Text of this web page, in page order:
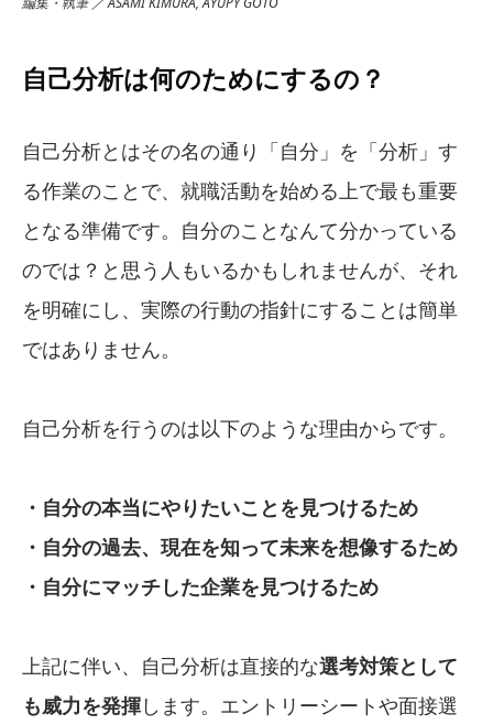
自己分析は何のためにするの？
自己分析とはその名の通り「自分」を「分析」す
る作業のことで、就職活動を始める上で最も重要
となる準備です。自分のことなんて分かっている
のでは？と思う人もいるかもしれませんが、それ
を明確にし、実際の行動の指針にすることは簡単
ではありません。
自己分析を行うのは以下のような理由からです。
・自分の本当にやりたいことを見つけるため
・自分の過去、現在を知って未来を想像するため
・自分にマッチした企業を見つけるため
上記に伴い、自己分析は直接的な選考対策として
も威力を発揮します。エントリーシートや面接選